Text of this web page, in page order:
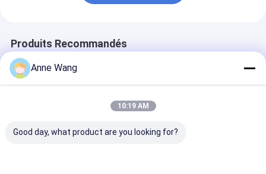
Produits Recommandés
Anne Wang
10:19 AM
Good day, what product are you looking for?